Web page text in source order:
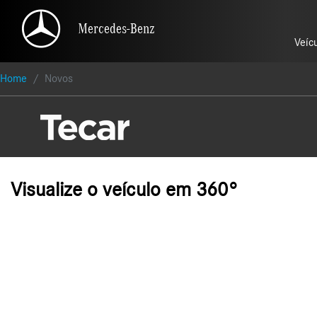
Mercedes-Benz
Home Novos
Visualize o veículo em 360°
Mercedes-Benz